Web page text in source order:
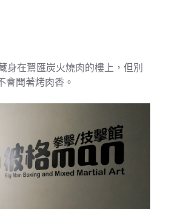
身在鴽匯炭火燒肉的樓上，但別
會聞著烤肉香。